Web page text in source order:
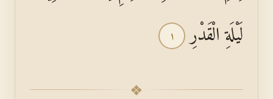
لَيْلَةِ الْقَدْرِ ١
❖